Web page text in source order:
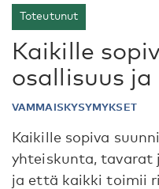
Toteutunut
Kaikille
osallisuus
VAMMAISKYSYMYKSET
Kaikille sopiva
yhteiskunta, tavarat
ja että kaikki toimii